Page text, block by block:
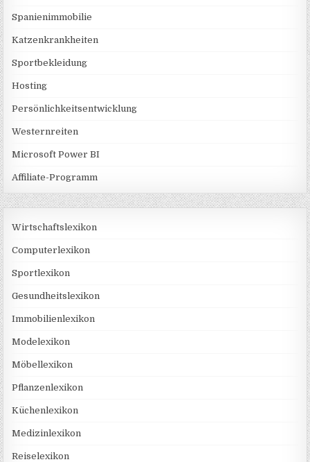
Spanienimmobilie
Katzenkrankheiten
Sportbekleidung
Hosting
Persönlichkeitsentwicklung
Westernreiten
Microsoft Power BI
Affiliate-Programm
Wirtschaftslexikon
Computerlexikon
Sportlexikon
Gesundheitslexikon
Immobilienlexikon
Modelexikon
Möbellexikon
Pflanzenlexikon
Küchenlexikon
Medizinlexikon
Reiselexikon